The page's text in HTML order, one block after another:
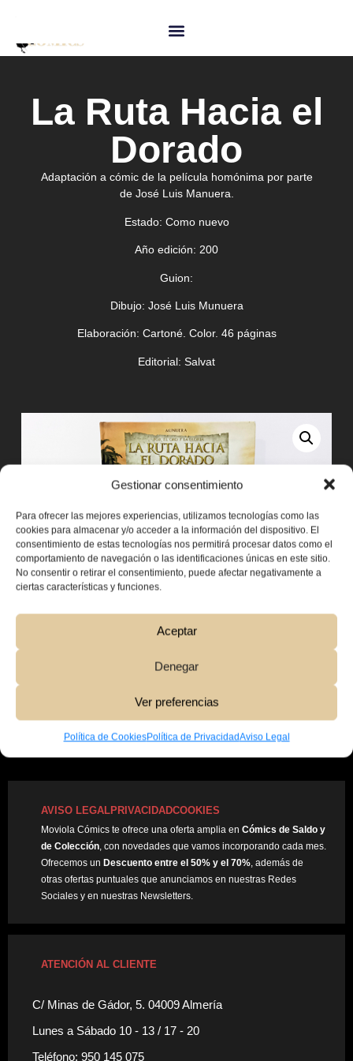
Gestionar consentimiento
Para ofrecer las mejores experiencias, utilizamos tecnologías como las
cookies para almacenar y/o acceder a la información del dispositivo. El
consentimiento de estas tecnologías nos permitirá procesar datos como el
comportamiento de navegación o las identificaciones únicas en este sitio.
No consentir o retirar el consentimiento, puede afectar negativamente a
ciertas características y funciones.
Aceptar
Denegar
Ver preferencias
Política de CookiesPolítica de PrivacidadAviso Legal
La Ruta Hacia el
Dorado
Adaptación a cómic de la película homónima por parte
de José Luis Manuera.
Estado: Como nuevo
Año edición: 200
Guion:
Dibujo: José Luis Munuera
Elaboración: Cartoné. Color. 46 páginas
Editorial: Salvat
AVISO LEGALPRIVACIDADCOOKIES
Moviola Cómics te ofrece una oferta amplia en Cómics de Saldo y
de Colección , con novedades que vamos incorporando cada mes.
Ofrecemos un Descuento entre el 50% y el 70% , además de
otras ofertas puntuales que anunciamos en nuestras Redes
Sociales y en nuestras Newsletters.
ATENCIÓN AL CLIENTE
C/ Minas de Gádor, 5. 04009 Almería
Lunes a Sábado 10 - 13 / 17 - 20
Teléfono: 950 145 075